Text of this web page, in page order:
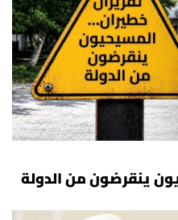
ينقرضون من الدولة